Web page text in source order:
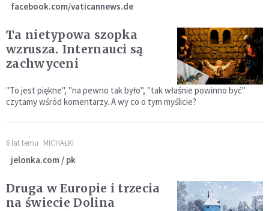
facebook.com/vaticannews.de
Ta nietypowa szopka
wzrusza. Internauci są
zachwyceni
"To jest piękne", "na pewno tak było", "tak właśnie powinno być"
czytamy wśród komentarzy. A wy co o tym myślicie?
6 lat temu MICHAŁKI
jelonka.com / pk
Druga w Europie i trzecia
na świecie Dolina